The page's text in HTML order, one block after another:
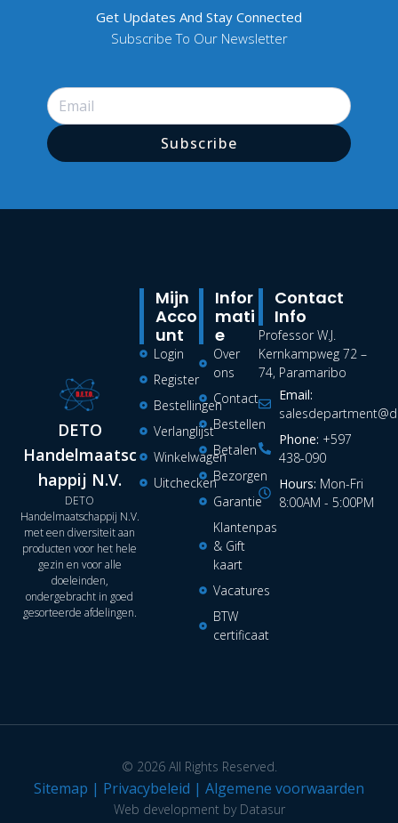
Get Updates And Stay Connected
Subscribe To Our Newsletter
Subscribe
DETO
Handelmaatsc
happij N.V.
DETO
Handelmaatschappij N.V.
met een diversiteit aan
producten voor het hele
gezin en voor alle
doeleinden,
ondergebracht in goed
gesorteerde afdelingen.
Infor
Mati
E
Over
ons
Contact
Bestellen
Betalen
Bezorgen
Garantie
Klantenpas
& Gift
kaart
Vacatures
BTW
certificaat
Mijn
Acco
Unt
Login
Register
Bestellingen
Verlanglijst
Winkelwagen
Uitchecken
Contact
Info
Professor W.J.
Kernkampweg 72 –
74, Paramaribo
Email:
Phone: +597
438-090
Hours: Mon-Fri
8:00AM - 5:00PM
© 2026 All Rights Reserved.
Sitemap | Privacybeleid | Algemene voorwaarden
Web development by Datasur